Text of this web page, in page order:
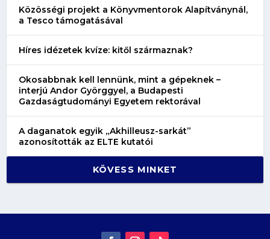
Közösségi projekt a Könyvmentorok Alapítványnál,
a Tesco támogatásával
Híres idézetek kvíze: kitől származnak?
Okosabbnak kell lennünk, mint a gépeknek –
interjú Andor Györggyel, a Budapesti
Gazdaságtudományi Egyetem rektorával
A daganatok egyik „Akhilleusz-sarkát”
azonosították az ELTE kutatói
KÖVESS MINKET